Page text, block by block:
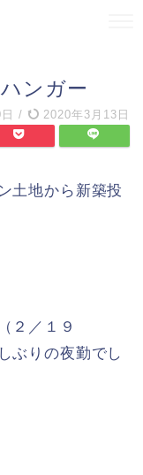
ンガー
/ 2020年3月13日
土地から新築投
２／１９
ぶりの夜勤でし